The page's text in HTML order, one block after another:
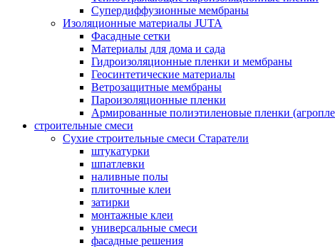
Супердиффузионные мембраны
Изоляционные материалы JUTA
Фасадные сетки
Материалы для дома и сада
Гидроизоляционные пленки и мембраны
Геосинтетические материалы
Ветрозащитные мембраны
Пароизоляционные пленки
Армированные полиэтиленовые пленки
строительные смеси
Сухие строительные смеси Старатели
штукатурки
шпатлевки
наливные полы
плиточные клеи
затирки
монтажные клеи
универсальные смеси
фасадные решения